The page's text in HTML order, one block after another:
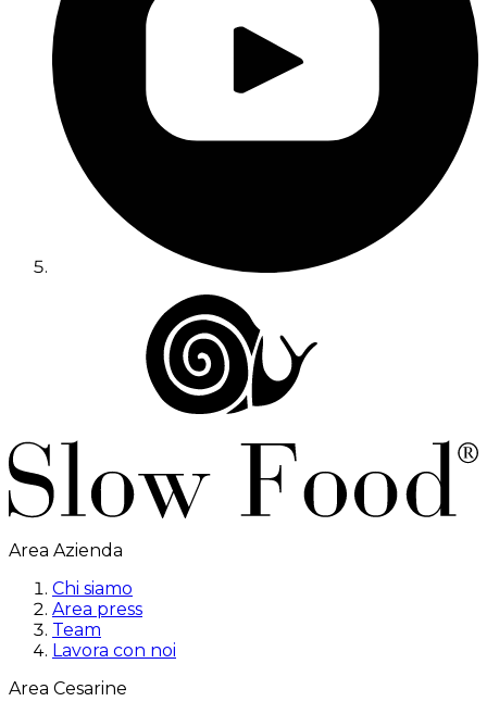
Area Azienda
Chi siamo
Area press
Team
Lavora con noi
Area Cesarine